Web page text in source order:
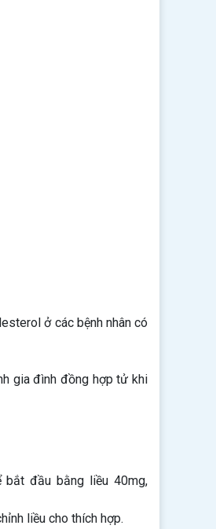
ở các bệnh nhân có
gia đình đồng hợp tử khi
bắt đầu bằng liều 40mg,
liều cho thích hợp.